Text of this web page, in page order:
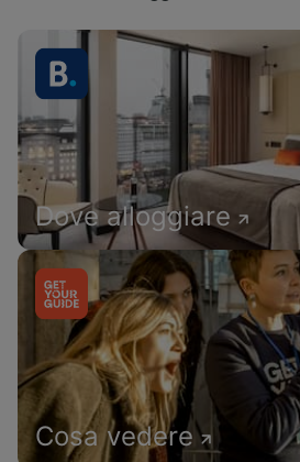
Dove alloggiare
Cosa vedere